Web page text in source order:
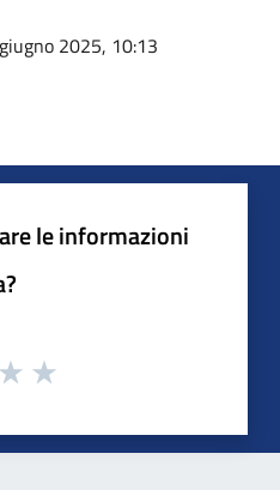
2025, 10:13
le informazioni